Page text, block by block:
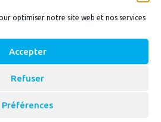
optimiser notre site web et nos services
Accepter
Refuser
Préférences